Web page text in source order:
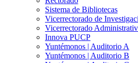
Sistema de Bibliotecas
Vicerrectorado de
Vicerrectorado
Innova PUCP
Yuntémonos | Auditorio A
Yuntémonos | Auditorio B